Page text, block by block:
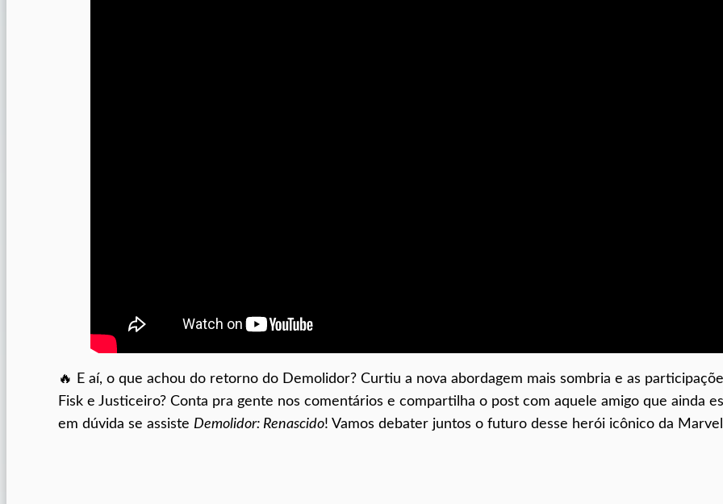
🔥 E aí, o que achou do retorno do Demolidor? Curtiu a nova abordagem mais sombria e as
Fisk e Justiceiro? Conta pra gente nos comentários e compartilha o post com aquele amigo que ainda
em dúvida se assiste Demolidor: Renascido! Vamos debater juntos o futuro desse herói icônico da